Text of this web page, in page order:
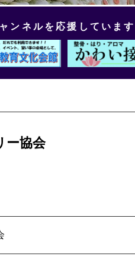
ー協会
ンネルを応援していま